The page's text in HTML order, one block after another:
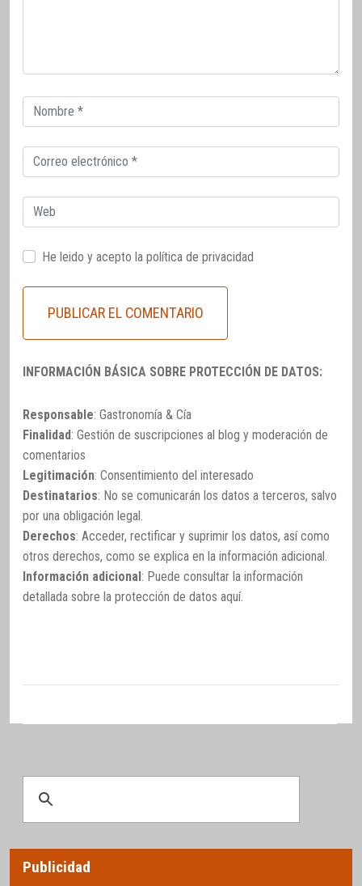
Correo
electrónico
Correo
electrónico
Web
He leido y acepto la política de privacidad
INFORMACIÓN BÁSICA SOBRE PROTECCIÓN DE DATOS:
Responsable: Gastronomía & Cía
Finalidad: Gestión de suscripciones al blog y moderación de
comentarios
Legitimación: Consentimiento del interesado
Destinatarios: No se comunicarán los datos a terceros, salvo
por una obligación legal.
Derechos: Acceder, rectificar y suprimir los datos, así como
otros derechos, como se explica en la información adicional.
Información adicional: Puede consultar la información
detallada sobre la protección de datos aquí.
Publicidad